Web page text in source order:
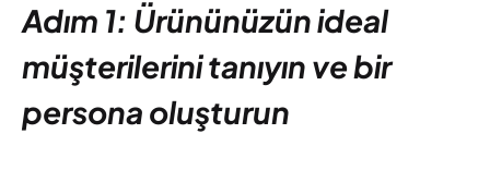
Adım 1: Ürününüzün ideal
müşterilerini tanıyın ve bir
persona oluşturun